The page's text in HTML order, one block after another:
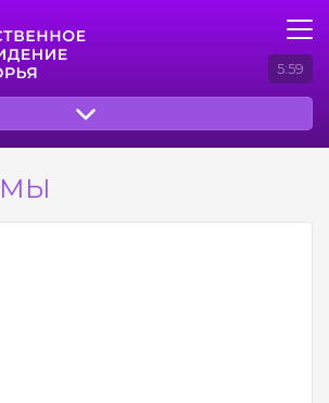
5:59